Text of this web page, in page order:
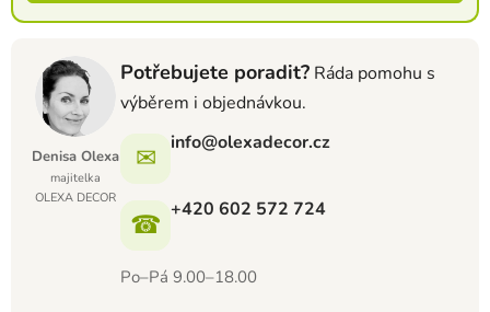
Denisa Olexa
majitelka
OLEXA DECOR
Potřebujete poradit? Ráda pomohu s
výběrem i objednávkou.
✉ info@olexadecor.cz
☎ +420 602 572 724
Po–Pá 9.00–18.00